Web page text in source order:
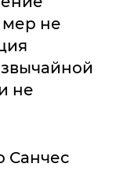
мер не
не
Санчес